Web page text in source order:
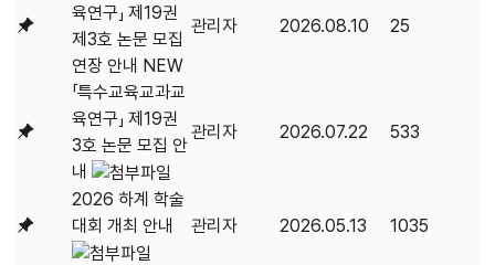
육연구」 제19권
제3호 논문 모집
연장 안내 NEW
관리자 2026.08.10 25
「특수교육교과교
육연구」 제19권
3호 논문 모집 안
내
관리자 2026.07.22 533
2026 하계 학술
대회 개최 안내
관리자 2026.05.13 1035